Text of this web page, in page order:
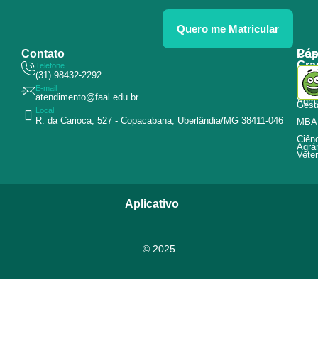
Quero me Matricular
Contato
Telefone
(31) 98432-2292
E-mail
atendimento@faal.edu.br
Local
R. da Carioca, 527 - Copacabana, Uberlândia/MG 38411-046
MBA
© 2025
Aplicativo